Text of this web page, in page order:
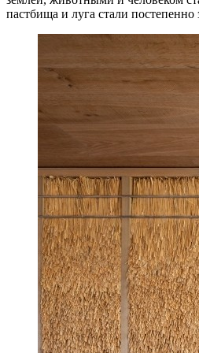
пастбища и луга стали постепенно